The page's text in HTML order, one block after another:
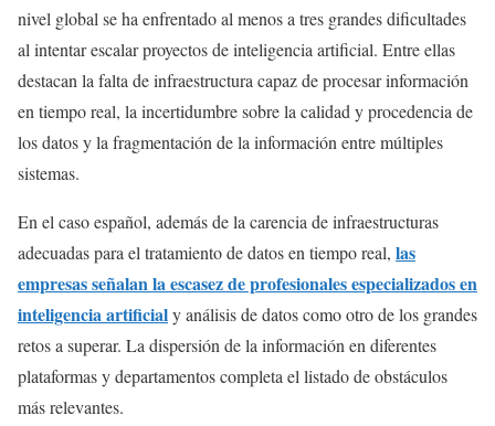
nivel global se ha enfrentado al menos a tres grandes dificultades
al intentar escalar proyectos de inteligencia artificial. Entre ellas
destacan la falta de infraestructura capaz de procesar información
en tiempo real, la incertidumbre sobre la calidad y procedencia de
los datos y la fragmentación de la información entre múltiples
sistemas.
En el caso español, además de la carencia de infraestructuras
adecuadas para el tratamiento de datos en tiempo real, las
empresas señalan la escasez de profesionales especializados en
inteligencia artificialy análisis de datos como otro de los grandes
retos a superar. La dispersión de la información en diferentes
plataformas y departamentos completa el listado de obstáculos
más relevantes.